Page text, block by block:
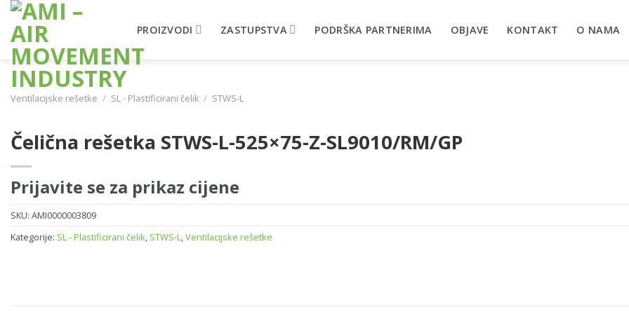
Skip
content
PROIZVODI ZASTUPSTVA PODRŠKA PARTNERIMA OBJAVE KONTAKT O NAMA
Ventilacijske rešetke / SL - Plastificirani čelik / STWS-L
Čelična rešetka STWS-L-525×75-Z-SL9010/RM/GP
Prijavite se za prikaz cijene
SKU: AMI0000003809
Kategorije: SL - Plastificirani čelik, STWS-L,Ventilacijske rešetke